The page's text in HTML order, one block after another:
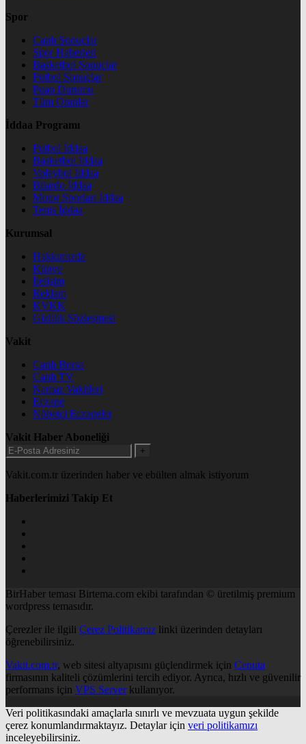
Spor
Canlı Sonuçlar
Spor Haberleri
Basketbol Sonuçlar
Futbol Sonuçlar
Puan Durumu
Tüm Oranlar
İddaa Programı
Futbol İddaa
Basketbol İddaa
Voleybol İddaa
Bilardo İddaa
Motor Sporları İddaa
Tenis İddaa
Kurumsal
Hakkımızda
Künye
İletişim
Reklam
KVKK
Gizlilik Sözleşmesi
Vakit
Canlı Borsa
Canlı TV
Namaz Vakitleri
Eczane
Nöbetçi Eczaneler
Vakit Haber Aboneliği
+
Vakit.com.tr üzerinden haber ve ebülten almak istiyorum
Haberlerimizi Takip Et
BirHaber teması Birtema.com ekibi tarafından © üretilmiş premium
wordpress temasıdır.
Çerezler ile ilgili Çerez Politikamız linki üzerinden detayları
öğrenebilirsiniz.
Vakit.com.tr, web sitesi altyapısını güçlendirmek için Cenuta
firmasının kaliteli çözümlerini tercih ediyor. Ayrıca, hızlı ve güvenilir
performans için VPS Serverkullanıyor.
Veri politikasındaki amaçlarla sınırlı ve mevzuata uygun şekilde
çerez konumlandırmaktayız. Detaylar için veri politikamızı
inceleyebilirsiniz.